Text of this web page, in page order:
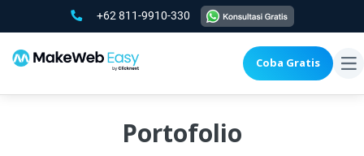
+62 811-9910-330
Coba Gratis
Portofolio